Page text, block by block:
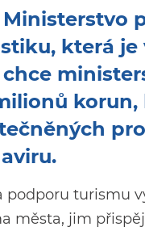
která
turismu
města, jim